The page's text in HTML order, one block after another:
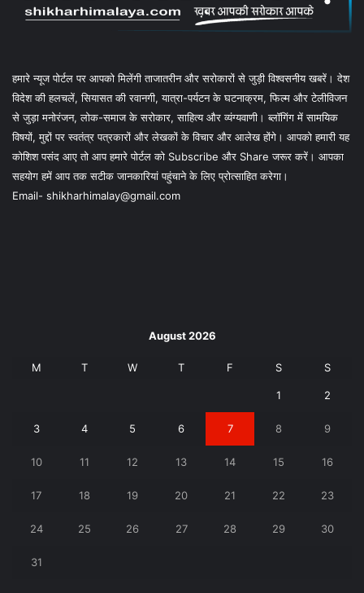
हमारे न्यूज पोर्टल पर आपको मिलेंगी ताजातरीन और सरोकारों से जुड़ी विश्वसनीय खबरें। देश
विदेश की हलचलें, सियासत की रवानगी, यात्रा-पर्यटन के घटनाक्रम, फिल्म और टेलीविजन
से जुड़ा मनोरंजन, लोक-समाज के सरोकार, साहित्य और व्यंग्यवाणी। ब्लॉगिंग में सामयिक
विषयों, मुद्दों पर स्वतंत्र पत्रकारों और लेखकों के विचार और आलेख होंगे। आपको हमारी यह
कोशिश पसंद आए तो आप हमारे पोर्टल को Subscribe और Share जरूर करें। आपका
सहयोग हमें आप तक सटीक जानकारियां पहुंचाने के लिए प्रोत्साहित करेगा।
Email- shikharhimalay@gmail.com
August 2026
M T W T F S S
1 2
3 4 5 6 7 8 9
10 11 12 13 14 15 16
17 18 19 20 21 22 23
24 25 26 27 28 29 30
31